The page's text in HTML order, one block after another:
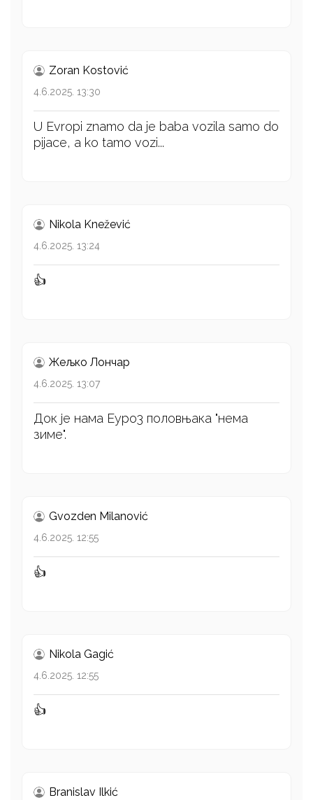
Zoran Kostović
4.6.2025. 13:30
U Evropi znamo da je baba vozila samo do
pijace, a ko tamo vozi...
Nikola Knežević
4.6.2025. 13:24
👍
Жељко Лончар
4.6.2025. 13:07
Док је нама Еуро3 половњака "нема
зиме".
Gvozden Milanović
4.6.2025. 12:55
👍
Nikola Gagić
4.6.2025. 12:55
👍
Branislav Ilkić